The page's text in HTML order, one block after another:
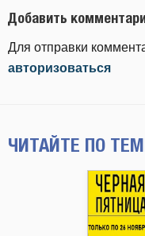
Добавить
Для отправки
авторизоваться
ЧИТАЙТЕ ПО